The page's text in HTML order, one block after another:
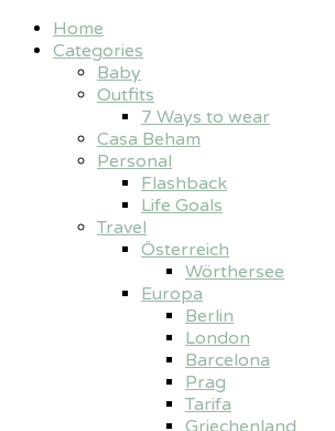
Home
Categories
Baby
Outfits
7 Ways to wear
Casa Beham
Personal
Flashback
Life Goals
Travel
Österreich
Wörthersee
Europa
Berlin
London
Barcelona
Prag
Tarifa
Griechenland